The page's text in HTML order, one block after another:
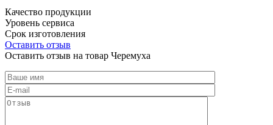
Качество продукции
Уровень сервиса
Срок изготовления
Оставить отзыв
Оставить отзыв на товар Черемуха